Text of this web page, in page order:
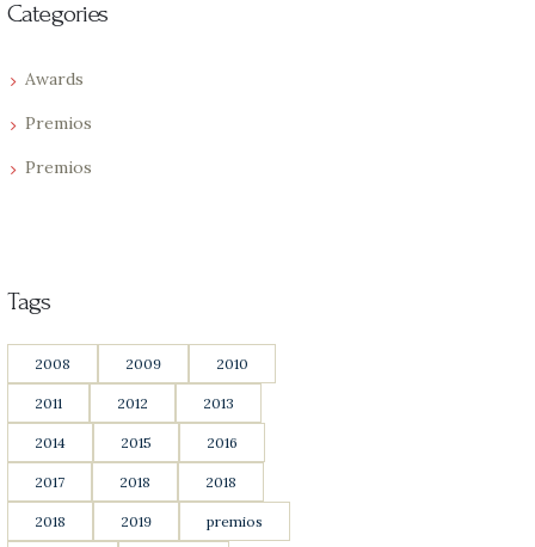
Categories
Awards
Premios
Premios
Tags
2008 2009 2010
2011 2012 2013
2014 2015 2016
2017 2018 2018
2018 2019 premios